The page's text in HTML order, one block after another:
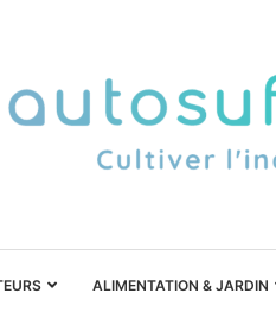
ALIMENTATION & JARDIN